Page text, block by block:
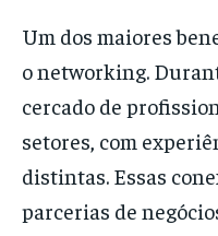
Um dos maiores
o networking.
cercado de
setores, com
distintas. Essas
parcerias de